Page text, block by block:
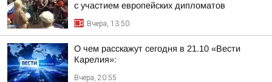
с участием европейских дипломатов
Вчера, 13:50
О чем расскажут сегодня в 21.10 «Вести
Карелия»:
Вчера, 20:55